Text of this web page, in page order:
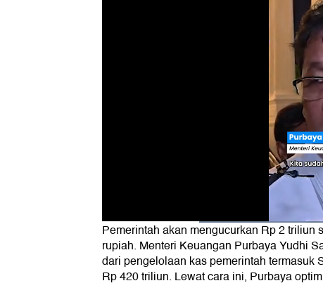
Pemerintah akan mengucurkan Rp 2 triliun
rupiah. Menteri Keuangan Purbaya Yudhi
dari pengelolaan kas pemerintah termasuk
Rp 420 triliun. Lewat cara ini, Purbaya